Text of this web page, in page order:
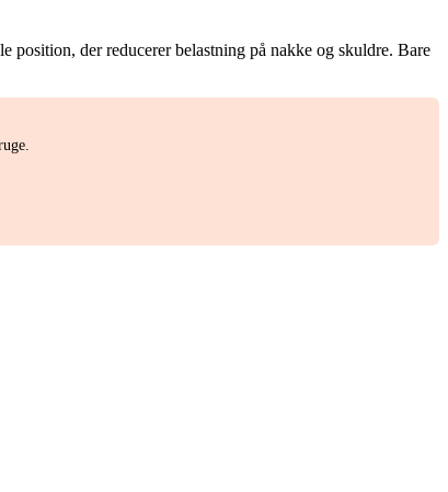
der reducerer belastning på nakke og skuldre. Bare